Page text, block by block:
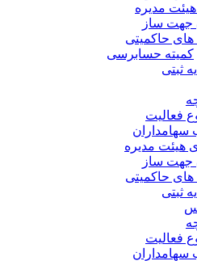
هیئت مدیره
جهت ساز
های حاکمیتی
کمیته حسابرسی
ثبتی
فعالیت
سهامداران
هیئت مدیره
جهت ساز
های حاکمیتی
ثبتی
فعالیت
سهامداران